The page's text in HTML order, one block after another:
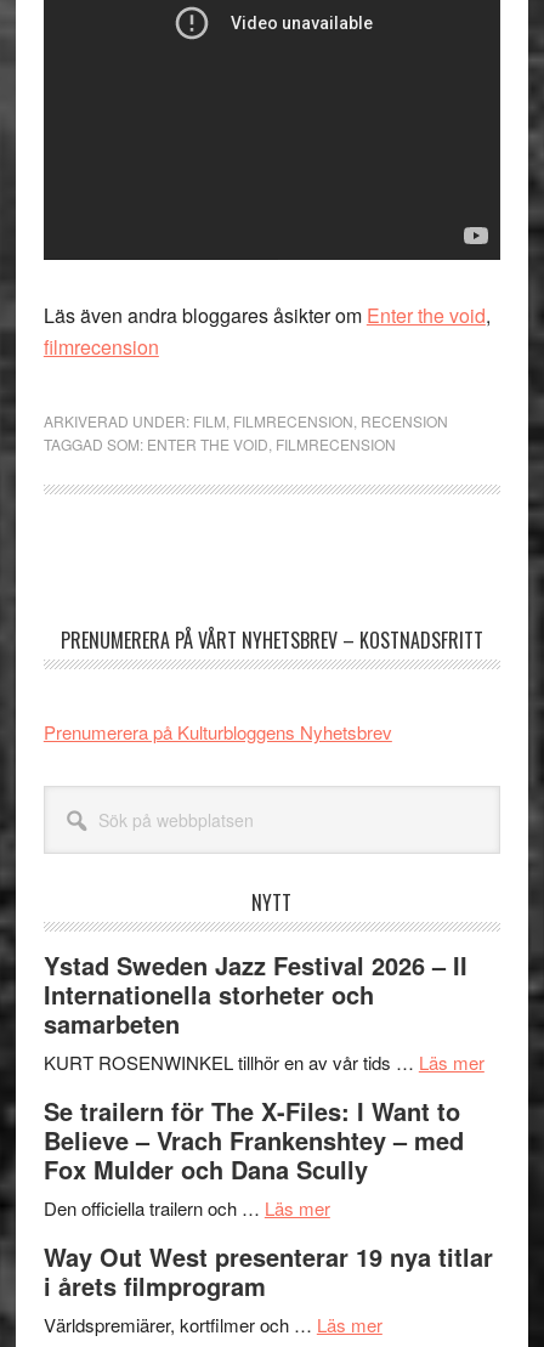
Läs även andra bloggares åsikter om Enter the void,
filmrecension
ARKIVERAD UNDER: FILM FILMRECENSION RECENSION
TAGGAD SOM: ENTER THE VOID FILMRECENSION
PRENUMERERA PÅ VÅRT NYHETSBREV – KOSTNADSFRITT
Prenumerera på Kulturbloggens Nyhetsbrev
webbplatsen
NYTT
Ystad Sweden Jazz Festival 2026 – II
Internationella storheter och
samarbeten
KURT ROSENWINKEL tillhör en av vår tids … Läs merom
II
Se trailern för The X-Files: I Want to
Believe – Vrach Frankenshtey – med
Fox Mulder och Dana Scully
Den officiella trailern och … Läs merom
trailern
The
Way Out West presenterar 19 nya titlar
i årets filmprogram
Världspremiärer, kortfilmer och … Läs merom